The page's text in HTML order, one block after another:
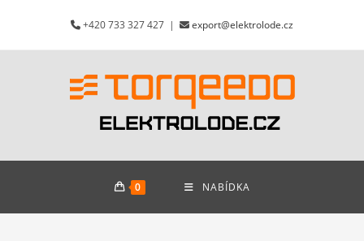
obsahu
+420 733 327 427 | export@elektrolode.cz
0 NABÍDKA